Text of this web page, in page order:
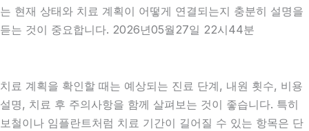
는 현재 상태와 치료 계획이 어떻게 연결되는지 충분히 설명을
듣는 것이 중요합니다. 2026년05월27일 22시44분
치료 계획을 확인할 때는 예상되는 진료 단계, 내원 횟수, 비용
설명, 치료 후 주의사항을 함께 살펴보는 것이 좋습니다. 특히
보철이나 임플란트처럼 치료 기간이 길어질 수 있는 항목은 단